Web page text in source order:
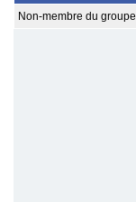
Non-membre du groupe